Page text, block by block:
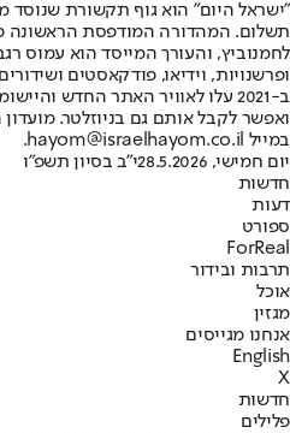
"ישראל היום" הוא גוף תקשורת שנוסד
ופרשנויות, וידיאו, פודקאסטים
ב-2021 עלו לאוויר האתר החדש
ואפשר לקבל אותם גם בניוזלטר.
במייל hayom@israelhayom.co.il.
יום חמישי, 28.5.2026
י"ב בסיון תשפ"ו
חדשות
דעות
ספורט
ForReal
תרבות ובידור
אוכל
מגזין
אנחנו מגייסים
English
X
חדשות
פלילים